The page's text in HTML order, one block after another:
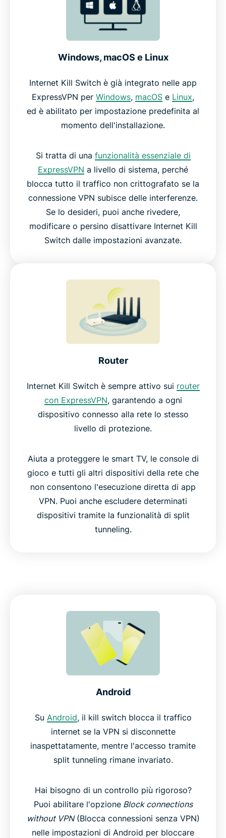
Windows, macOS e Linux
Internet Kill Switch è già integrato nelle app
ExpressVPN per Windows, macOS e Linux,
ed è abilitato per impostazione predefinita al
momento dell'installazione.
Si tratta di una funzionalità essenziale di
ExpressVPN a livello di sistema, perché
blocca tutto il traffico non crittografato se la
connessione VPN subisce delle interferenze.
Se lo desideri, puoi anche rivedere,
modificare o persino disattivare Internet Kill
Switch dalle impostazioni avanzate.
Router
Internet Kill Switch è sempre attivo sui router
con ExpressVPN, garantendo a ogni
dispositivo connesso alla rete lo stesso
livello di protezione.
Aiuta a proteggere le smart TV, le console di
gioco e tutti gli altri dispositivi della rete che
non consentono l'esecuzione diretta di app
VPN. Puoi anche escludere determinati
dispositivi tramite la funzionalità di split
tunneling.
Android
Su Android, il kill switch blocca il traffico
internet se la VPN si disconnette
inaspettatamente, mentre l'accesso tramite
split tunneling rimane invariato.
Hai bisogno di un controllo più rigoroso?
Puoi abilitare l'opzioneBlock connections
without VPN(Blocca connessioni senza VPN)
nelle impostazioni di Android per bloccare